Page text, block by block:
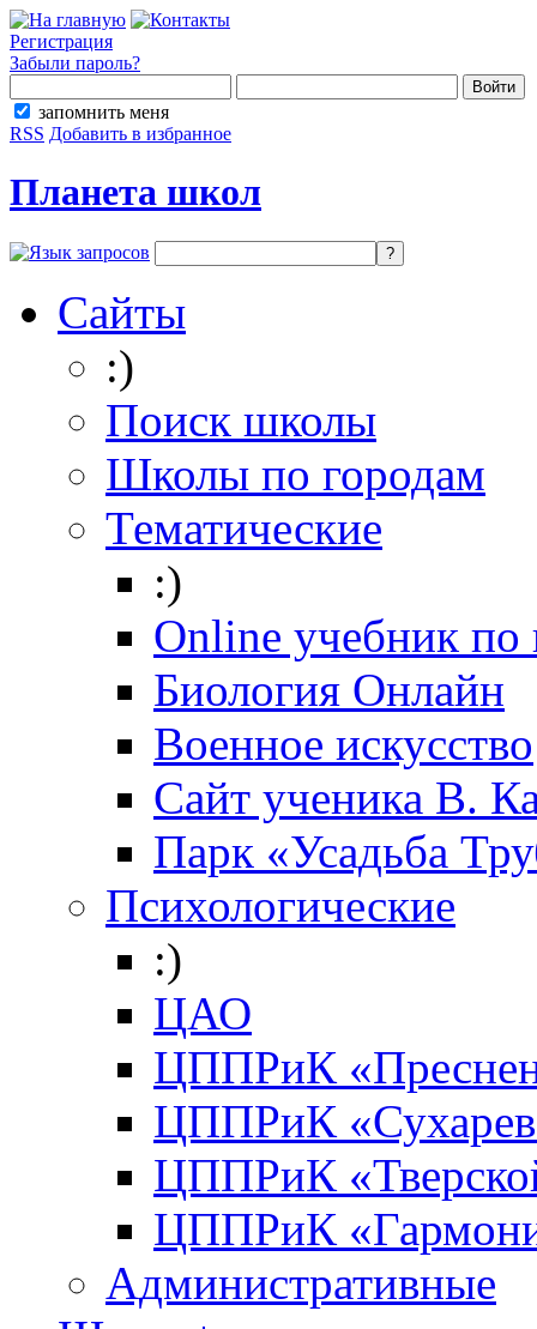
Регистрация
Забыли пароль?
запомнить меня
RSS Добавить в избранное
Планета школ
Сайты
:)
Поиск школы
Школы по городам
Тематические
:)
Online учебник по
Биология Онлайн
Военное искусство
Cайт ученика В.
Парк «Усадьба
Психологические
:)
ЦАО
ЦППРиК
ЦППРиК
ЦППРиК
ЦППРиК
Административные